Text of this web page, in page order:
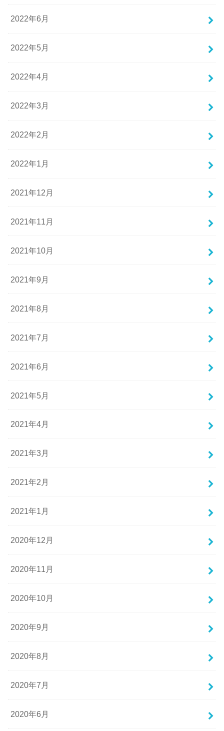
2022年6月
2022年5月
2022年4月
2022年3月
2022年2月
2022年1月
2021年12月
2021年11月
2021年10月
2021年9月
2021年8月
2021年7月
2021年6月
2021年5月
2021年4月
2021年3月
2021年2月
2021年1月
2020年12月
2020年11月
2020年10月
2020年9月
2020年8月
2020年7月
2020年6月